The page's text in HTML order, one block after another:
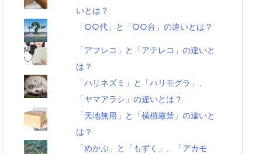
いとは？
「○○代」と「○○台」の違いとは？
「アフレコ」と「アテレコ」の違いと
は？
「ハリネズミ」と「ハリモグラ」、
「ヤマアラシ」の違いとは？
「天地無用」と「横積厳禁」の違いと
は？
「めかぶ」と「もずく」、「アカモ